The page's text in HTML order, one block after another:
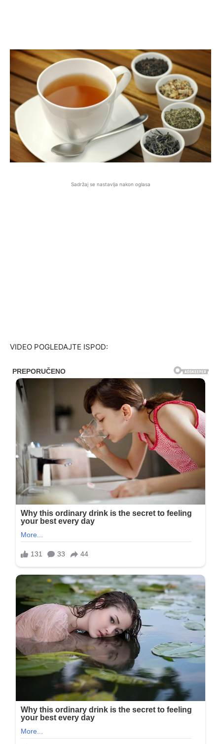
Sadržaj se nastavlja nakon oglasa
VIDEO POGLEDAJTE ISPOD: